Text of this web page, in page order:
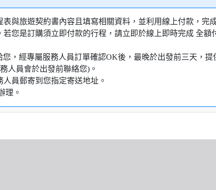
與旅遊契約書內容且填寫相關資料，並利用線上付款，完
您是訂購須立即付款的行程，請立即於線上即時完成 全
，經專屬服務人員訂單確認OK後，最晚於出發前三天，
人員會於出發前聯絡您)。
員郵寄到您指定寄送地址。
理。